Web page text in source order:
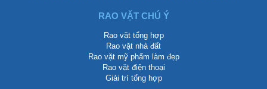
RAO VẶT CHÚ Ý
Rao vặt tổng hợp
Rao vặt nhà đất
Rao vặt mỹ phẩm làm đẹp
Rao vặt điện thoại
Giải trí tổng hợp